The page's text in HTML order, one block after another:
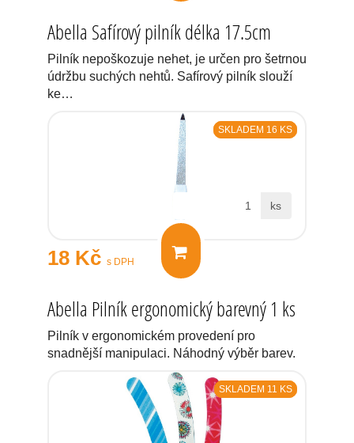
Abella Safírový pilník délka 17.5cm
Pilník nepoškozuje nehet, je určen pro šetrnou
údržbu suchých nehtů. Safírový pilník slouží
ke…
SKLADEM 16 KS
18 Kč s DPH
ks
Abella Pilník ergonomický barevný 1 ks
Pilník v ergonomickém provedení pro
snadnější manipulaci. Náhodný výběr barev.
SKLADEM 11 KS